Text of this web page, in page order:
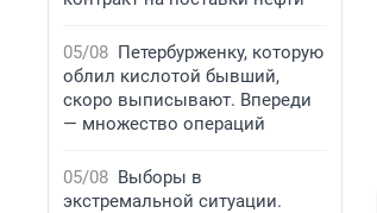
05/08 Петербурженку, которую
облил кислотой бывший,
скоро выписывают. Впереди
— множество операций
05/08 Выборы в
экстремальной ситуации.